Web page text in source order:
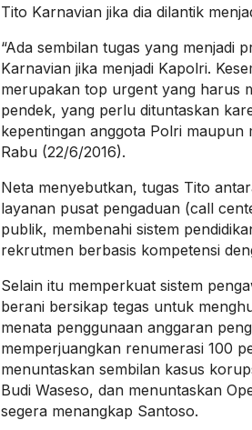
Tito Karnavian jika dia dilantik
“Ada sembilan tugas yang menjadi
Karnavian jika menjadi Kapolri.
merupakan top urgent yang harus
pendek, yang perlu dituntaskan
kepentingan anggota Polri maupun
Rabu (22/6/2016).
Neta menyebutkan, tugas Tito
layanan pusat pengaduan (call
publik, membenahi sistem
rekrutmen berbasis kompetensi
Selain itu memperkuat sistem
berani bersikap tegas untuk
menata penggunaan anggaran
memperjuangkan renumerasi 100
menuntaskan sembilan kasus
Budi Waseso, dan menuntaskan
segera menangkap Santoso.